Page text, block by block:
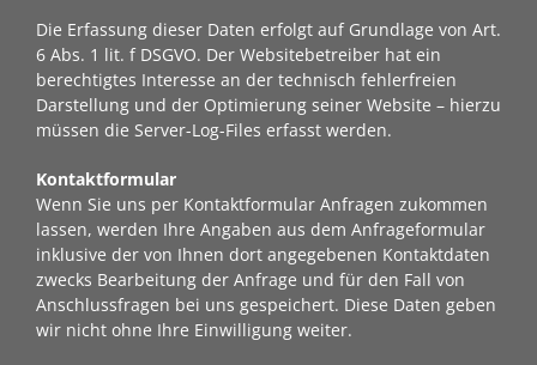
Die Erfassung dieser Daten erfolgt auf Grundlage von Art.
6 Abs. 1 lit. f DSGVO. Der Websitebetreiber hat ein
berechtigtes Interesse an der technisch fehlerfreien
Darstellung und der Optimierung seiner Website – hierzu
müssen die Server-Log-Files erfasst werden.
Kontaktformular
Wenn Sie uns per Kontaktformular Anfragen zukommen
lassen, werden Ihre Angaben aus dem Anfrageformular
inklusive der von Ihnen dort angegebenen Kontaktdaten
zwecks Bearbeitung der Anfrage und für den Fall von
Anschlussfragen bei uns gespeichert. Diese Daten geben
wir nicht ohne Ihre Einwilligung weiter.